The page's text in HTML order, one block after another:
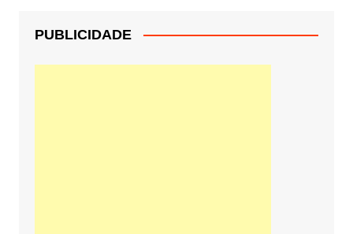
PUBLICIDADE